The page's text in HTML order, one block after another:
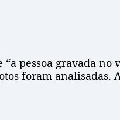
pessoa gravada
foram